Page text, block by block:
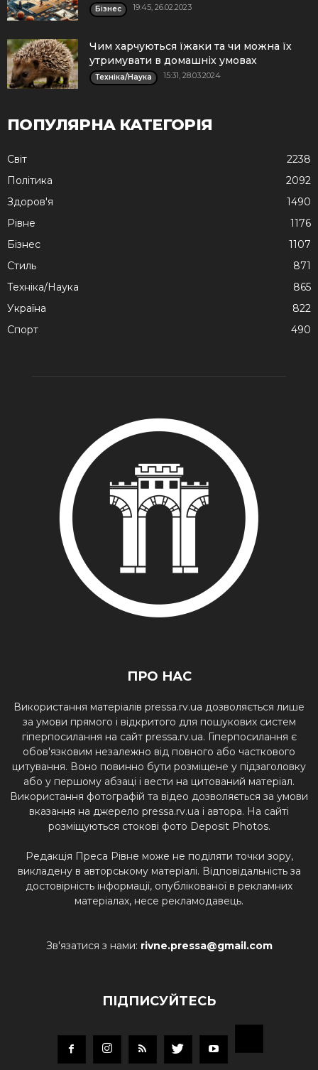
Бізнес 19:45, 26.02.2023
Чим харчуються їжаки та чи можна їх
утримувати в домашніх умовах
Техніка/Наука 15:31, 28.03.2024
ПОПУЛЯРНА КАТЕГОРІЯ
Cвіт
2238
Політика
2092
Здоров'я
1490
Рівне
1176
Бізнес
1107
Стиль
871
Техніка/Наука
865
Україна
822
Спорт
490
ПРО НАС
Використання матеріалів pressa.rv.ua дозволяється лише
за умови прямого і відкритого для пошукових систем
гіперпосилання на сайт pressa.rv.ua. Гіперпосилання є
обов'язковим незалежно від повного або часткового
цитування. Воно повинно бути розміщене у підзаголовку
або у першому абзаці і вести на цитований матеріал.
Використання фотографій та відео дозволяється за умови
вказання на джерело pressa.rv.ua і автора. На сайті
розміщуються стокові фото Deposit Photos.
Редакція Преса Рівне може не поділяти точки зору,
викладену в авторському матеріалі. Відповідальність за
достовірність інформації, опублікованої в рекламних
матеріалах, несе рекламодавець.
Зв'язатися з нами: rivne.pressa@gmail.com
ПІДПИСУЙТЕСЬ